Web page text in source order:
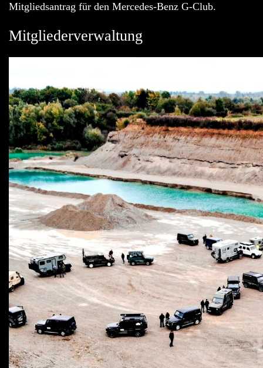
Mitgliedsantrag für den Mercedes-Benz G-Club.
Mitgliederverwaltung